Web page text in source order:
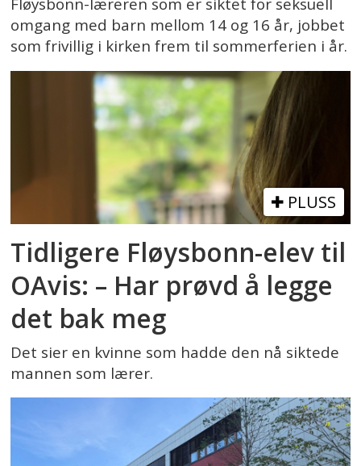
omgang med barn mellom 14 og 16 år, jobbet
som frivillig i kirken frem til sommerferien i år.
PLUSS
Tidligere Fløysbonn-elev til
OAvis: – Har prøvd å legge
det bak meg
Det sier en kvinne som hadde den nå siktede
mannen som lærer.